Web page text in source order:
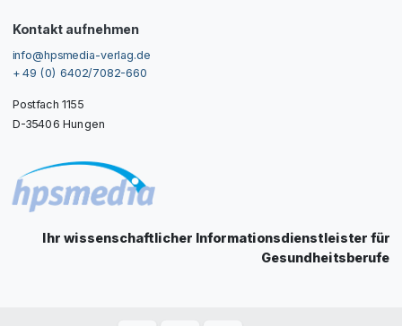
Kontakt aufnehmen
info@hpsmedia-verlag.de
+ 49 (0) 6402/7082-660
Postfach 1155
D-35406 Hungen
Ihr wissenschaftlicher Informationsdienstleister für
Gesundheitsberufe